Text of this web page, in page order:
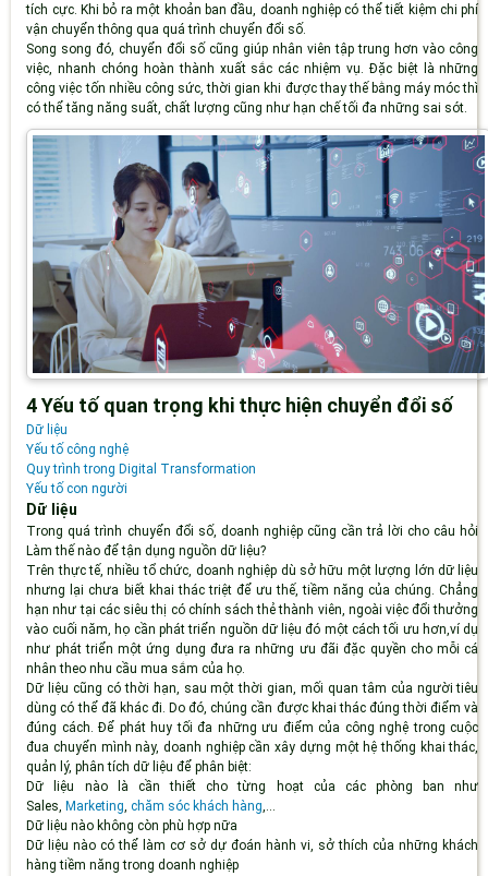
tích cực. Khi bỏ ra một khoản ban đầu, doanh nghiệp có thể tiết kiệm chi phí
vận chuyển thông qua quá trình chuyển đổi số.
Song song đó, chuyển đổi số cũng giúp nhân viên tập trung hơn vào công
việc, nhanh chóng hoàn thành xuất sắc các nhiệm vụ. Đặc biệt là những
công việc tốn nhiều công sức, thời gian khi được thay thế bằng máy móc thì
có thể tăng năng suất, chất lượng cũng như hạn chế tối đa những sai sót.
4 Yếu tố quan trọng khi thực hiện chuyển đổi số
Dữ liệu
Yếu tố công nghệ
Quy trình trong Digital Transformation
Yếu tố con người
Dữ liệu
Trong quá trình chuyển đổi số, doanh nghiệp cũng cần trả lời cho câu hỏi
Làm thế nào để tận dụng nguồn dữ liệu?
Trên thực tế, nhiều tổ chức, doanh nghiệp dù sở hữu một lượng lớn dữ liệu
nhưng lại chưa biết khai thác triệt để ưu thế, tiềm năng của chúng. Chẳng
hạn như tại các siêu thị có chính sách thẻ thành viên, ngoài việc đổi thưởng
vào cuối năm, họ cần phát triển nguồn dữ liệu đó một cách tối ưu hơn,ví dụ
như phát triển một ứng dụng đưa ra những ưu đãi đặc quyền cho mỗi cá
nhân theo nhu cầu mua sắm của họ.
Dữ liệu cũng có thời hạn, sau một thời gian, mối quan tâm của người tiêu
dùng có thể đã khác đi. Do đó, chúng cần được khai thác đúng thời điểm và
đúng cách. Để phát huy tối đa những ưu điểm của công nghệ trong cuộc
đua chuyển mình này, doanh nghiệp cần xây dựng một hệ thống khai thác,
quản lý, phân tích dữ liệu để phân biệt:
Dữ liệu nào là cần thiết cho từng hoạt của các phòng ban như
Sales, Marketing,chăm sóc khách hàng,...
Dữ liệu nào không còn phù hợp nữa
Dữ liệu nào có thể làm cơ sở dự đoán hành vi, sở thích của những khách
hàng tiềm năng trong doanh nghiệp